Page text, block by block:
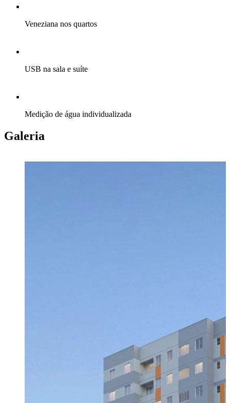
Veneziana nos quartos
USB na sala e suíte
Medição de água individualizada
Galeria